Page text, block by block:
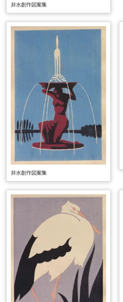
非水創作図案集
非水創作図案集